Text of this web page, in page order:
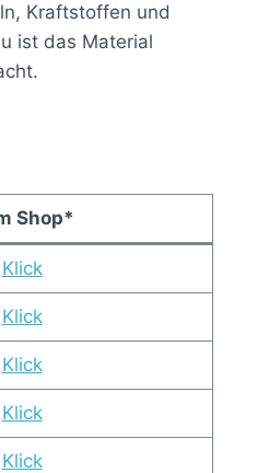
Kraftstoffen und
ist das Material
Shop*
Klick
Klick
Klick
Klick
Klick